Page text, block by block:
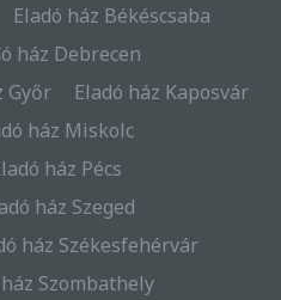
Eladó ház Békéscsaba
ház Debrecen
Győr
Eladó ház Kaposvár
ház Miskolc
ház Pécs
ház Szeged
ház Székesfehérvár
Szombathely